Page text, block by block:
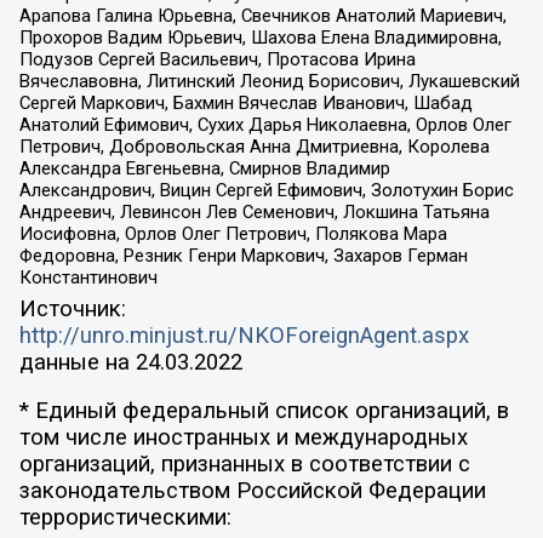
Арапова Галина Юрьевна, Свечников Анатолий Мариевич,
Прохоров Вадим Юрьевич, Шахова Елена Владимировна,
Подузов Сергей Васильевич, Протасова Ирина
Вячеславовна, Литинский Леонид Борисович, Лукашевский
Сергей Маркович, Бахмин Вячеслав Иванович, Шабад
Анатолий Ефимович, Сухих Дарья Николаевна, Орлов Олег
Петрович, Добровольская Анна Дмитриевна, Королева
Александра Евгеньевна, Смирнов Владимир
Александрович, Вицин Сергей Ефимович, Золотухин Борис
Андреевич, Левинсон Лев Семенович, Локшина Татьяна
Иосифовна, Орлов Олег Петрович, Полякова Мара
Федоровна, Резник Генри Маркович, Захаров Герман
Константинович
Источник:
http://unro.minjust.ru/NKOForeignAgent.aspx
данные на 24.03.2022
* Единый федеральный список организаций, в
том числе иностранных и международных
организаций, признанных в соответствии с
законодательством Российской Федерации
террористическими: